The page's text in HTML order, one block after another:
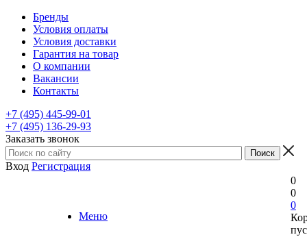
Бренды
Условия оплаты
Условия доставки
Гарантия на товар
О компании
Вакансии
Контакты
+7 (495) 445-99-01
+7 (495) 136-29-93
Заказать звонок
Вход Регистрация
Меню
0
0
0